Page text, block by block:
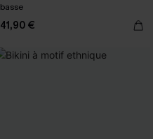
basse
41,90 €